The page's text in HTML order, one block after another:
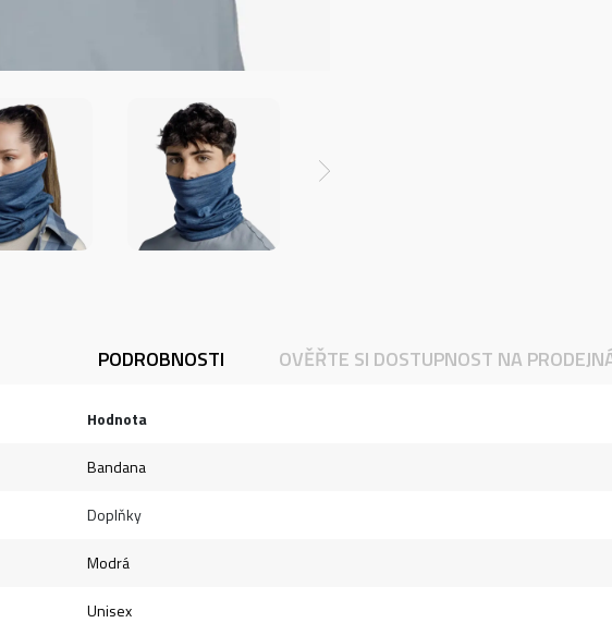
PODROBNOSTI OVĚŘTE SI DOSTUPNOST NA
Hodnota
Bandana
Doplňky
Modrá
Unisex